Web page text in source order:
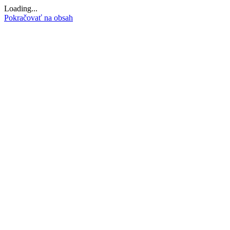
Loading...
Pokračovať na obsah